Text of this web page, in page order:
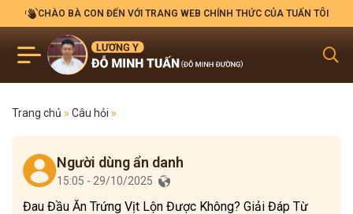
CHÀO BÀ CON ĐẾN VỚI TRANG WEB CHÍNH THỨC CỦA TUẤN TÔI
Trang chủ » Câu hỏi »
Người dùng ẩn danh
15:05 - 29/10/2025
Đau Đầu Ăn Trứng Vịt Lộn Được Không? Giải Đáp Từ